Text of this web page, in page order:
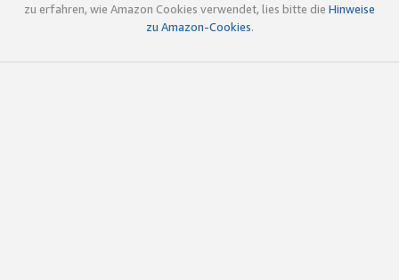
zu erfahren, wie Amazon Cookies verwendet, lies bitte die Hinweise
zu Amazon-Cookies.